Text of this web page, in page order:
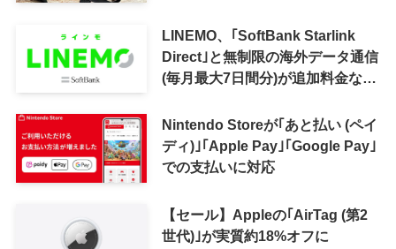
LINEMO、｢SoftBank Starlink
Direct｣と無制限の海外データ通信
(毎月最大7日間分)が追加料金なし
Nintendo Storeが｢あと払い (ペイ
ディ)｣｢Apple Pay｣｢Google Pay｣
での支払いに対応
【セール】Appleの｢AirTag (第2
世代)｣が実質約18%オフに